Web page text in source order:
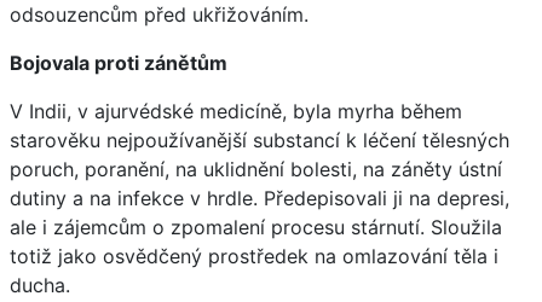
odsouzencům před ukřižováním.
Bojovala proti zánětům
V Indii, v ajurvédské medicíně, byla myrha během
starověku nejpoužívanější substancí k léčení tělesných
poruch, poranění, na uklidnění bolesti, na záněty ústní
dutiny a na infekce v hrdle. Předepisovali ji na depresi,
ale i zájemcům o zpomalení procesu stárnutí. Sloužila
totiž jako osvědčený prostředek na omlazování těla i
ducha.